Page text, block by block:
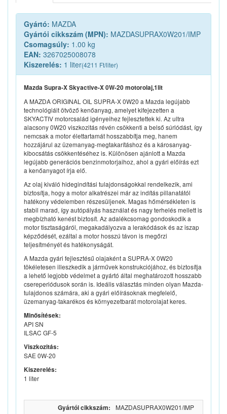
Gyártó: MAZDA
Gyártói cikkszám (MPN): MAZDASUPRAX0W201/IMP
Csomagsúly: 1.00 kg
EAN: 3267025008078
Kiszerelés: 1 liter(4211 Ft/liter)
Mazda Supra-X Skyactive-X 0W-20 motorolaj,1lit
A MAZDA ORIGINAL OIL SUPRA-X 0W20 a Mazda legújabb
technológiáit ötvöző kenőanyag, amelyet kifejezetten a
SKYACTIV motorcsalád igényeihez fejlesztettek ki. Az ultra
alacsony 0W20 viszkozitás révén csökkenti a belső súrlódást, így
nemcsak a motor élettartamát hosszabbítja meg, hanem
hozzájárul az üzemanyag-megtakarításhoz és a károsanyag-
kibocsátás csökkentéséhez is. Különösen ajánlott a Mazda
legújabb generációs benzinmotorjaihoz, ahol a gyári előírás ezt
a kenőanyagot írja elő.
Az olaj kiváló hidegindítási tulajdonságokkal rendelkezik, ami
biztosítja, hogy a motor alkatrészei már az indítás pillanatától
hatékony védelemben részesüljenek. Magas hőmérsékleten is
stabil marad, így autópályás használat és nagy terhelés mellett is
megbízható kenést biztosít. Az adalékcsomag gondoskodik a
motor tisztaságáról, megakadályozva a lerakódások és az iszap
képződését, ezáltal a motor hosszú távon is megőrzi
teljesítményét és hatékonyságát.
A Mazda gyári fejlesztésű olajaként a SUPRA-X 0W20
tökéletesen illeszkedik a járművek konstrukciójához, és biztosítja
a lehető legjobb védelmet a gyártó által meghatározott hosszabb
csereperiódusok során is. Ideális választás minden olyan Mazda-
tulajdonos számára, aki a gyári előírásoknak megfelelő,
üzemanyag-takarékos és környezetbarát motorolajat keres.
Minősítések:
API SN
ILSAC GF-5
Viszkozitás:
SAE 0W-20
Kiszerelés:
1 liter
Gyártói cikkszám: MAZDASUPRAX0W201/IMP